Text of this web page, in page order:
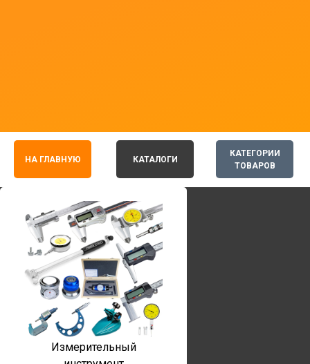
КАТЕГОРИИ
ТОВАРОВ
НА ГЛАВНУЮ КАТАЛОГИ
Измерительный